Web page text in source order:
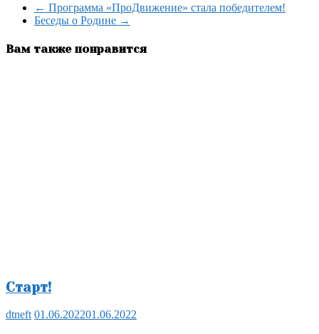
← Программа «ПроДвижение» стала победителем!
Беседы о Родине →
Вам также понравится
Старт!
dtneft 01.06.202201.06.2022